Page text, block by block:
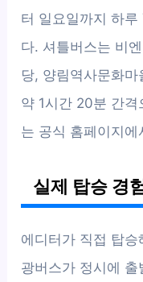
터 일요일까지 하
다. 셔틀버스는 비
당, 양림역사문화
약 1시간 20분 간
는 공식 홈페이지
실제 탑승 경
에디터가 직접 탑
광버스가 정시에